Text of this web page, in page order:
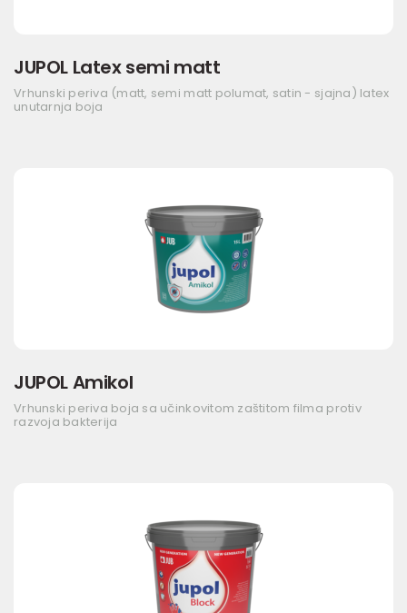
JUPOL Latex semi matt
Vrhunski periva (matt, semi matt polumat, satin - sjajna) latex
unutarnja boja
JUPOL Amikol
Vrhunski periva boja sa učinkovitom zaštitom filma protiv
razvoja bakterija